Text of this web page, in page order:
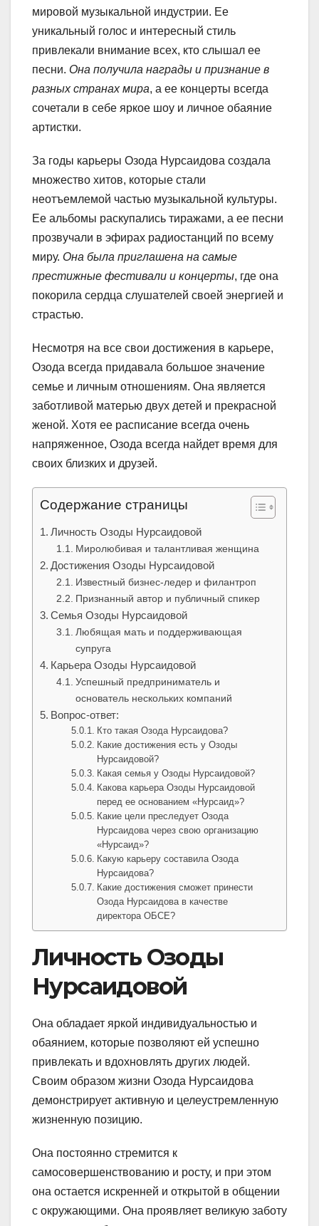
мировой музыкальной индустрии. Ее
уникальный голос и интересный стиль
привлекали внимание всех, кто слышал ее
песни. Она получила награды и признание в
разных странах мира, а ее концерты всегда
сочетали в себе яркое шоу и личное обаяние
артистки.
За годы карьеры Озода Нурсаидова создала
множество хитов, которые стали
неотъемлемой частью музыкальной культуры.
Ее альбомы раскупались тиражами, а ее песни
прозвучали в эфирах радиостанций по всему
миру. Она была приглашена на самые
престижные фестивали и концерты, где она
покорила сердца слушателей своей энергией и
страстью.
Несмотря на все свои достижения в карьере,
Озода всегда придавала большое значение
семье и личным отношениям. Она является
заботливой матерью двух детей и прекрасной
женой. Хотя ее расписание всегда очень
напряженное, Озода всегда найдет время для
своих близких и друзей.
Содержание страницы
Личность Озоды Нурсаидовой
Миролюбивая и талантливая женщина
Достижения Озоды Нурсаидовой
Известный бизнес-ледер и филантроп
Признанный автор и публичный спикер
Семья Озоды Нурсаидовой
Любящая мать и поддерживающая
супруга
Карьера Озоды Нурсаидовой
Успешный предприниматель и
основатель нескольких компаний
Вопрос-ответ:
Кто такая Озода Нурсаидова?
Какие достижения есть у Озоды
Нурсаидовой?
Какая семья у Озоды Нурсаидовой?
Какова карьера Озоды Нурсаидовой
перед ее основанием «Нурсаид»?
Какие цели преследует Озода
Нурсаидова через свою организацию
«Нурсаид»?
Какую карьеру составила Озода
Нурсаидова?
Какие достижения сможет принести
Озода Нурсаидова в качестве
директора ОБСЕ?
Личность Озоды
Нурсаидовой
Она обладает яркой индивидуальностью и
обаянием, которые позволяют ей успешно
привлекать и вдохновлять других людей.
Своим образом жизни Озода Нурсаидова
демонстрирует активную и целеустремленную
жизненную позицию.
Она постоянно стремится к
самосовершенствованию и росту, и при этом
она остается искренней и открытой в общении
с окружающими. Она проявляет великую заботу